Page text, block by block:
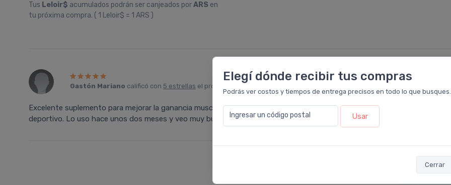
Elegí dónde recibir tus compras
Podrás ver costos y tiempos de entrega precisos en todo lo que busques.
Ingresar un código postal Usar
Cerrar
Tus Leloir$ acumulados podrán ser canjeados porARS en
tu próxima compra. ( 1 Leloir$ = 1 ARS )
Gastón Mariano calificó con 5 estrellas el producto en
Excelente suplemento para mejorar la ganancia muscular y la definición con un buen entrenamiento
deportivo. Lo uso hace unos dos meses y veo muy bueno resultados.
Nombre
Email*
Teléfono